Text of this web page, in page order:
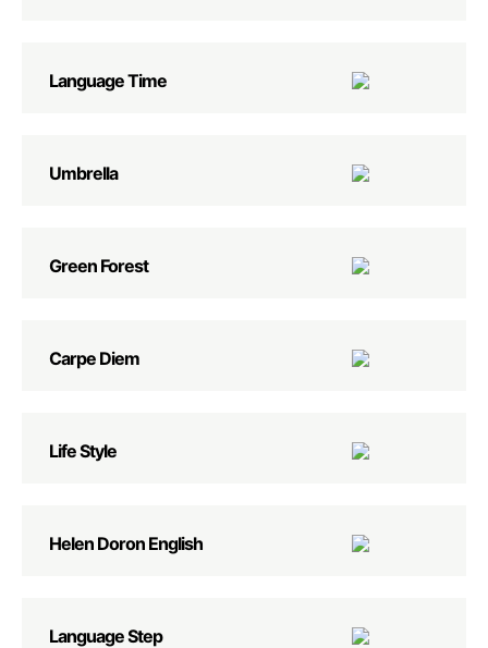
Language Time
Umbrella
Green Forest
Carpe Diem
Life Style
Helen Doron English
Language Step